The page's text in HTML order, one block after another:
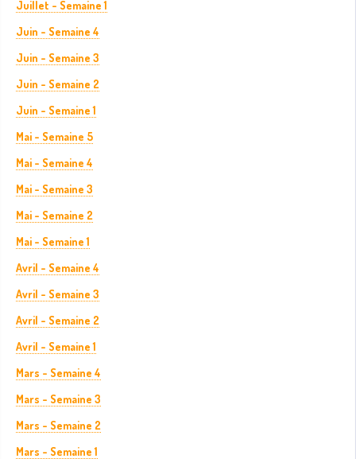
Juillet - Semaine 1
Juin - Semaine 4
Juin - Semaine 3
Juin - Semaine 2
Juin - Semaine 1
Mai - Semaine 5
Mai - Semaine 4
Mai - Semaine 3
Mai - Semaine 2
Mai - Semaine 1
Avril - Semaine 4
Avril - Semaine 3
Avril - Semaine 2
Avril - Semaine 1
Mars - Semaine 4
Mars - Semaine 3
Mars - Semaine 2
Mars - Semaine 1